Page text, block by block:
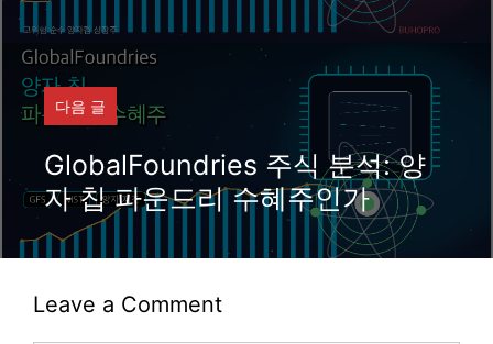
다음 글
GlobalFoundries 주식 분석: 양
자 칩 파운드리 수혜주인가
Leave a Comment